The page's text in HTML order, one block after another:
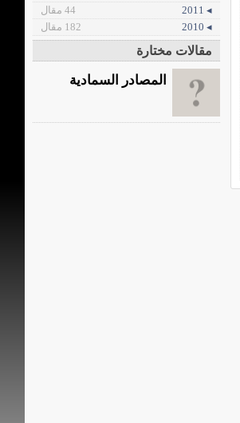
◂ 2011
44 مقال
◂ 2010
182 مقال
مقالات مختارة
المصادر السمادية